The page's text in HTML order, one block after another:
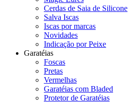
Cerdas de Saia de Silicone
Salva Iscas
Iscas por marcas
Novidades
Indicação por Peixe
Garatéias
Foscas
Pretas
Vermelhas
Garatéias com Bladed
Protetor de Garatéias